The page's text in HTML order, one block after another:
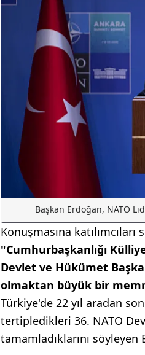
Başkan Erdoğan, NATO
Konuşmasına
"Cumhurbaşkanlığı
Devlet ve Hükümet
olmaktan büyük bir
Türkiye'de 22 yıl aradan
tertipledikleri 36. NATO
tamamladıklarını